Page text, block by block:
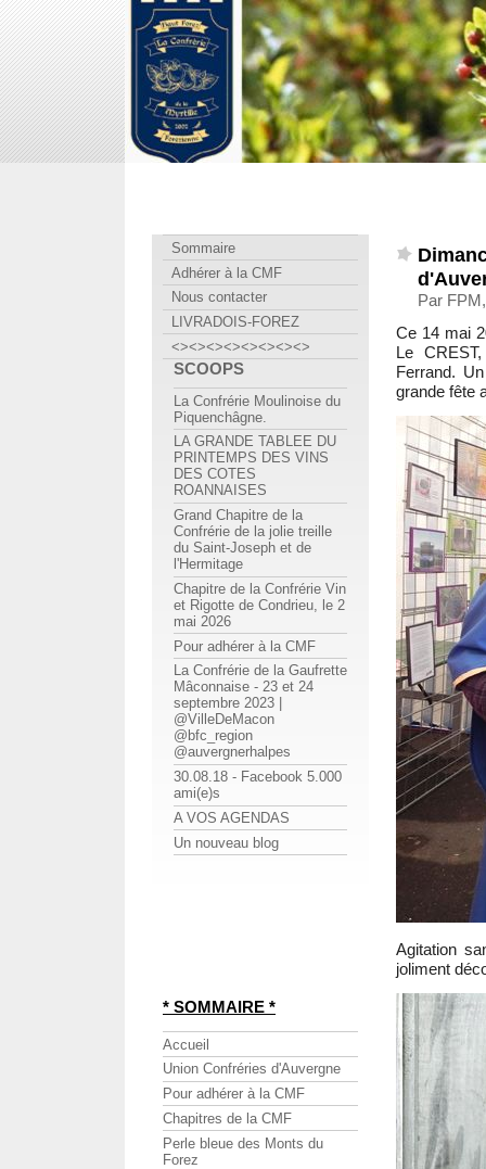
Confrérie Myrtille Forézienne
Par
Ce 14 mai
Le
Ferrand.
grande fête
Agitation
joliment
Sommaire
Adhérer à la CMF
Nous contacter
LIVRADOIS-FOREZ
<><><><><><><><>
SCOOPS
La Confrérie Moulinoise du
Piquenchâgne.
LA GRANDE TABLEE DU
PRINTEMPS DES VINS
DES COTES
ROANNAISES
Grand Chapitre de la
Confrérie de la jolie treille
du Saint-Joseph et de
l'Hermitage
Chapitre de la Confrérie Vin
et Rigotte de Condrieu, le 2
mai 2026
Pour adhérer à la CMF
La Confrérie de la Gaufrette
Mâconnaise - 23 et 24
septembre 2023 |
@VilleDeMacon
@bfc_region
@auvergnerhalpes
30.08.18 - Facebook 5.000
ami(e)s
A VOS AGENDAS
Un nouveau blog
* SOMMAIRE *
Accueil
Union Confréries d'Auvergne
Pour adhérer à la CMF
Chapitres de la CMF
Perle bleue des Monts du
Forez